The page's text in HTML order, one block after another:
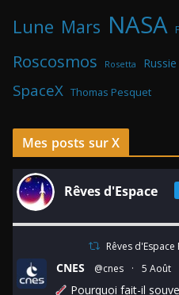
Lune Mars NASA
Roscosmos Rosetta Russie
SpaceX Thomas Pesquet
Mes posts sur X
Rêves d'Espace
Rêves d'Espace
CNES @cnes · 5 Août
Pourquoi fait-il